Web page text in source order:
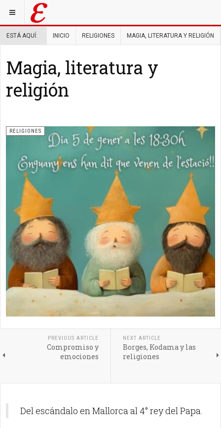
ESTÁ AQUÍ: INICIO RELIGIONES MAGIA, LITERATURA Y RELIGIÓN
Magia, literatura y
religión
RELIGIONES
PREVIOUS ARTICLE
Compromiso y
emociones
NEXT ARTICLE
Borges, Kodama y las
religiones
Del escándalo en Mallorca al 4° rey del Papa.